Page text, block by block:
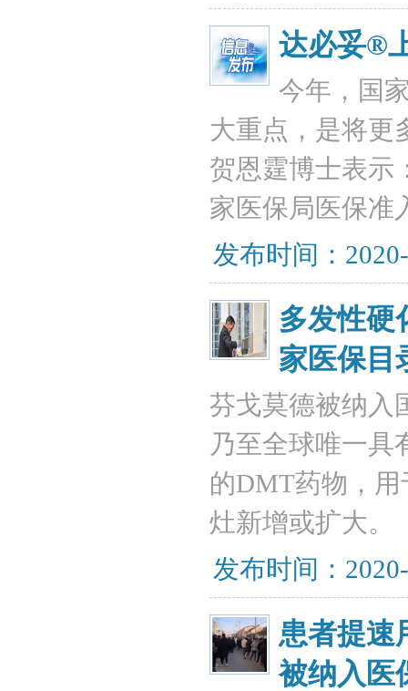
达必妥®
今年，国
大重点，是将更
贺恩霆博士表示
家医保局医保准
发布时间：
多发性硬
家医保目
芬戈莫德被纳入
乃至全球唯一具
的DMT药物，
灶新增或扩大。
发布时间：
患者提速
被纳入医